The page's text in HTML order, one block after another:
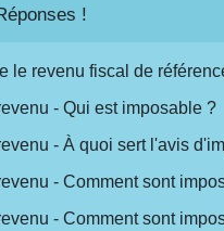
!
le revenu fiscal de
- Qui est imposable ?
- À quoi sert l'avis
- Comment sont
- Comment sont